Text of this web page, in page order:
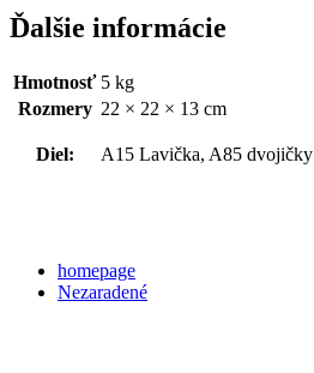
Ďalšie informácie
Hmotnosť 5 kg
Rozmery 22 × 22 × 13 cm
Diel: A15 Lavička, A85 dvojičky
homepage
Nezaradené